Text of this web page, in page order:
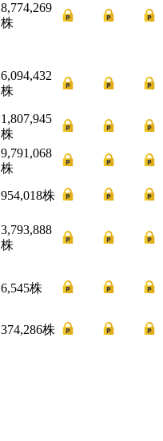
8,774,269
株
6,094,432
株
1,807,945
株
9,791,068
株
954,018株
3,793,888
株
6,545株
374,286株